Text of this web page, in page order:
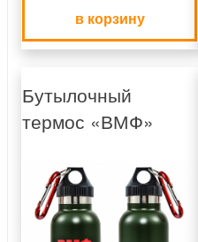
в корзину
Бутылочный
термос «ВМФ»